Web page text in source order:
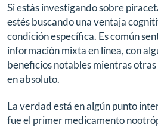
Si estás investigando sobre
estés buscando una ventaja
condición específica. Es común
información mixta en línea, con
beneficios notables mientras
en absoluto.
La verdad está en algún punto
fue el primer medicamento